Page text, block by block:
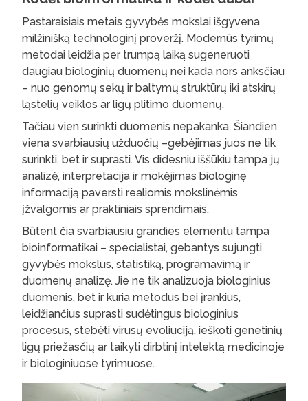
Pastaraisiais metais gyvybės mokslai išgyvena
milžinišką technologinį proveržį. Modernūs tyrimų
metodai leidžia per trumpą laiką sugeneruoti
daugiau biologinių duomenų nei kada nors anksčiau
– nuo genomų sekų ir baltymų struktūrų iki atskirų
ląstelių veiklos ar ligų plitimo duomenų.
Tačiau vien surinkti duomenis nepakanka. Šiandien
viena svarbiausių užduočių –gebėjimas juos ne tik
surinkti, bet ir suprasti. Vis didesniu iššūkiu tampa jų
analizė, interpretacija ir mokėjimas biologinę
informaciją paversti realiomis mokslinėmis
įžvalgomis ar praktiniais sprendimais.
Būtent čia svarbiausiu grandies elementu tampa
bioinformatikai – specialistai, gebantys sujungti
gyvybės mokslus, statistiką, programavimą ir
duomenų analizę. Jie ne tik analizuoja biologinius
duomenis, bet ir kuria metodus bei įrankius,
leidžiančius suprasti sudėtingus biologinius
procesus, stebėti virusų evoliuciją, ieškoti genetinių
ligų priežasčių ar taikyti dirbtinį intelektą medicinoje
ir biologiniuose tyrimuose.